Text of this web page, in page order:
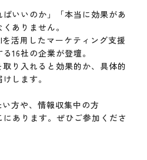
いいのか」「本当に効果があ
ありません。
活用したマーケティング支援
16社の企業が登壇。
り入れると効果的か、具体的
します。
方や、情報収集中の方
あります。ぜひご参加くださ